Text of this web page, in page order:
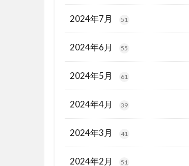
2024年7月 51
2024年6月 55
2024年5月 61
2024年4月 39
2024年3月 41
2024年2月 51